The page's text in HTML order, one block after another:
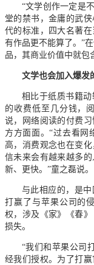
“文学创作一定是
堂的禁书，金庸的武
代的标准，四大名著
有作品更不能算了。”
品，其商业价值中就包
文学也会加入爆发
相比于纸质书籍
的收费低至几分钱，
说，网络阅读的付费
方方面面。“过去看网
高，消费观念也在变
信未来会有越来越多
新、更快。”童之磊说。
与此相应的，是
打赢了与苹果公司的
权，涉及《家》《春
损失。
“我们和苹果公司
经我们授权。为了打